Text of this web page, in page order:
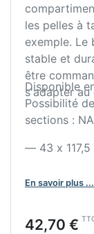
les pelles à
exemple.
stable et
être
s'adapter au
Disponible
Possibilité
sections :
— 43 x
En savoir plus ...
Prix
42,70 €